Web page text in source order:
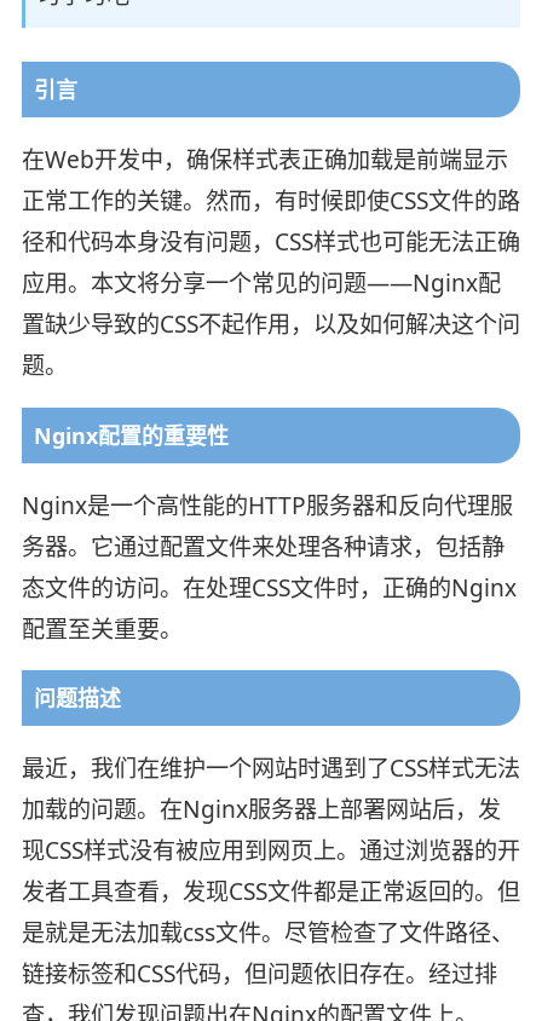
引言
在Web开发中，确保样式表正确加载是前端显示
正常工作的关键。然而，有时候即使CSS文件的路
径和代码本身没有问题，CSS样式也可能无法正确
应用。本文将分享一个常见的问题——Nginx配
置缺少导致的CSS不起作用，以及如何解决这个问
题。
Nginx配置的重要性
Nginx是一个高性能的HTTP服务器和反向代理服
务器。它通过配置文件来处理各种请求，包括静
态文件的访问。在处理CSS文件时，正确的Nginx
配置至关重要。
问题描述
最近，我们在维护一个网站时遇到了CSS样式无法
加载的问题。在Nginx服务器上部署网站后，发
现CSS样式没有被应用到网页上。通过浏览器的开
发者工具查看，发现CSS文件都是正常返回的。但
是就是无法加载css文件。尽管检查了文件路径、
链接标签和CSS代码，但问题依旧存在。经过排